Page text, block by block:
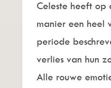
Celeste heeft op
manier een heel
periode
verlies van hun
Alle rouwe